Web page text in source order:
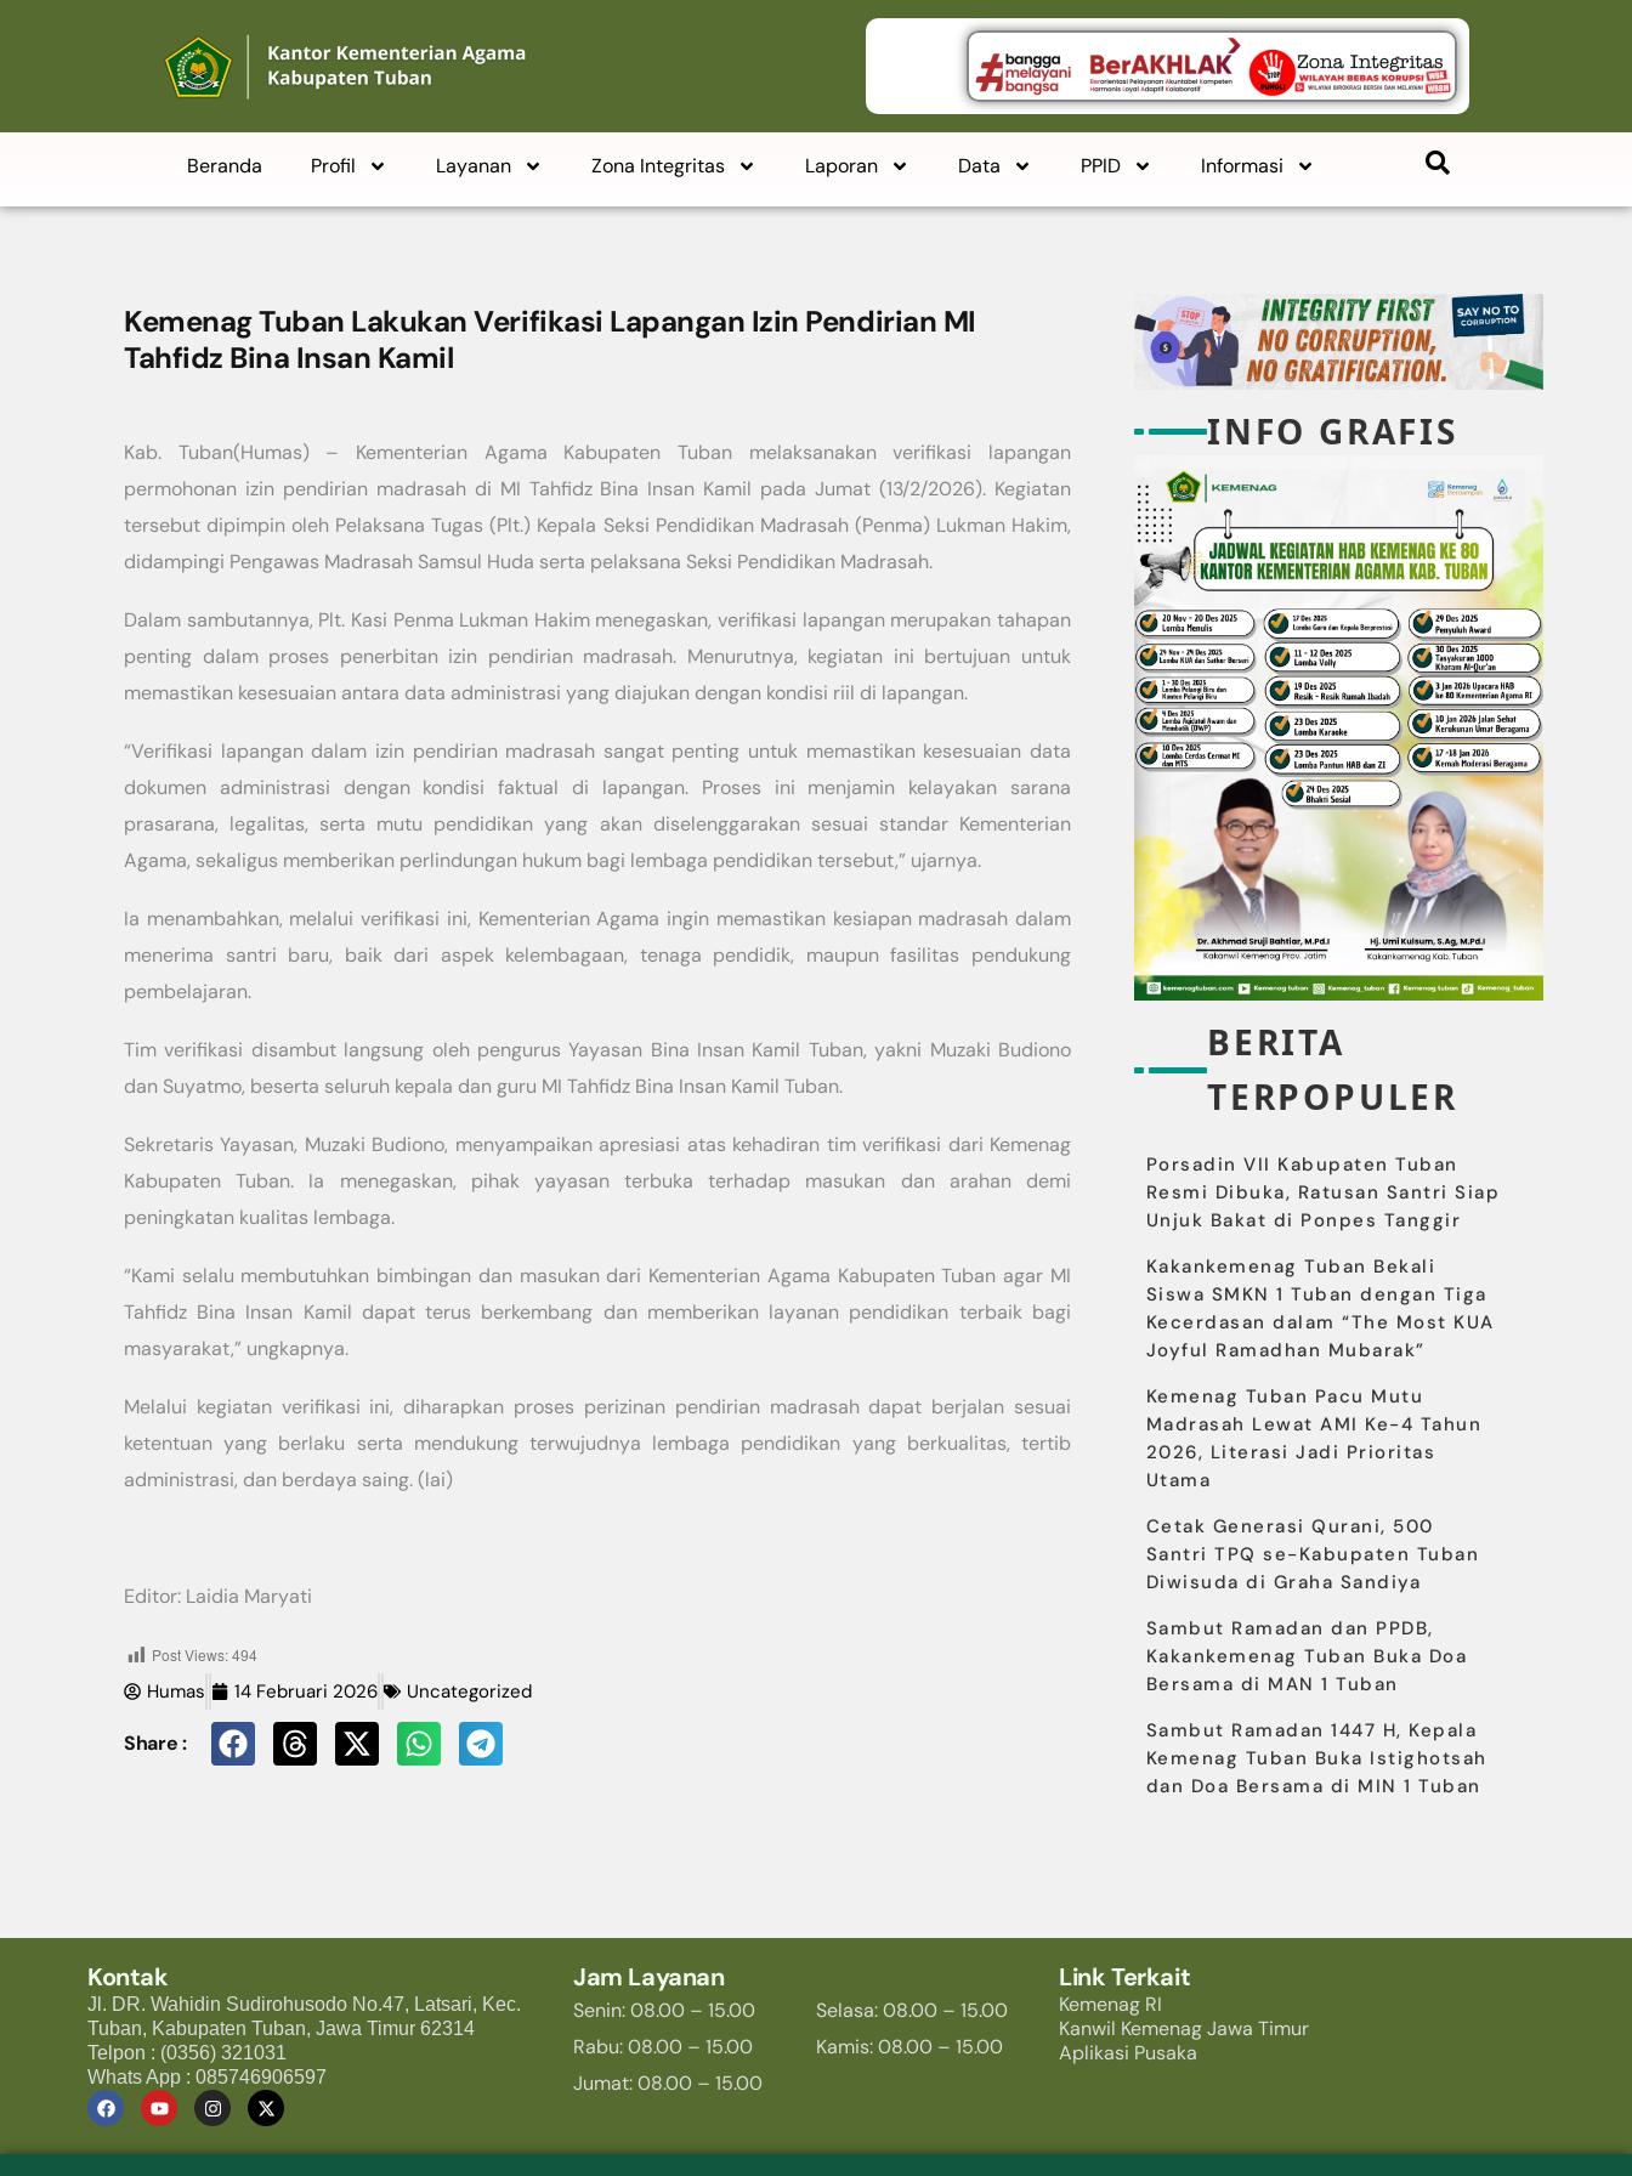
Beranda Profil Layanan Zona Integritas Laporan Data PPID Informasi
Kemenag Tuban Lakukan Verifikasi Lapangan Izin Pendirian MI
Tahfidz Bina Insan Kamil
Kab. Tuban(Humas) – Kementerian Agama Kabupaten Tuban melaksanakan verifikasi lapangan
permohonan izin pendirian madrasah di MI Tahfidz Bina Insan Kamil pada Jumat (13/2/2026). Kegiatan
tersebut dipimpin oleh Pelaksana Tugas (Plt.) Kepala Seksi Pendidikan Madrasah (Penma) Lukman Hakim,
didampingi Pengawas Madrasah Samsul Huda serta pelaksana Seksi Pendidikan Madrasah.
Dalam sambutannya, Plt. Kasi Penma Lukman Hakim menegaskan, verifikasi lapangan merupakan tahapan
penting dalam proses penerbitan izin pendirian madrasah. Menurutnya, kegiatan ini bertujuan untuk
memastikan kesesuaian antara data administrasi yang diajukan dengan kondisi riil di lapangan.
“Verifikasi lapangan dalam izin pendirian madrasah sangat penting untuk memastikan kesesuaian data
dokumen administrasi dengan kondisi faktual di lapangan. Proses ini menjamin kelayakan sarana
prasarana, legalitas, serta mutu pendidikan yang akan diselenggarakan sesuai standar Kementerian
Agama, sekaligus memberikan perlindungan hukum bagi lembaga pendidikan tersebut,” ujarnya.
Ia menambahkan, melalui verifikasi ini, Kementerian Agama ingin memastikan kesiapan madrasah dalam
menerima santri baru, baik dari aspek kelembagaan, tenaga pendidik, maupun fasilitas pendukung
pembelajaran.
Tim verifikasi disambut langsung oleh pengurus Yayasan Bina Insan Kamil Tuban, yakni Muzaki Budiono
dan Suyatmo, beserta seluruh kepala dan guru MI Tahfidz Bina Insan Kamil Tuban.
Sekretaris Yayasan, Muzaki Budiono, menyampaikan apresiasi atas kehadiran tim verifikasi dari Kemenag
Kabupaten Tuban. Ia menegaskan, pihak yayasan terbuka terhadap masukan dan arahan demi
peningkatan kualitas lembaga.
“Kami selalu membutuhkan bimbingan dan masukan dari Kementerian Agama Kabupaten Tuban agar MI
Tahfidz Bina Insan Kamil dapat terus berkembang dan memberikan layanan pendidikan terbaik bagi
masyarakat,” ungkapnya.
Melalui kegiatan verifikasi ini, diharapkan proses perizinan pendirian madrasah dapat berjalan sesuai
ketentuan yang berlaku serta mendukung terwujudnya lembaga pendidikan yang berkualitas, tertib
administrasi, dan berdaya saing. (lai)
Editor: Laidia Maryati
Post Views:494
Humas 14 Februari 2026 Uncategorized
Share :
INFO GRAFIS
BERITA
TERPOPULER
Porsadin VII Kabupaten Tuban
Resmi Dibuka, Ratusan Santri Siap
Unjuk Bakat di Ponpes Tanggir
Kakankemenag Tuban Bekali
Siswa SMKN 1 Tuban dengan Tiga
Kecerdasan dalam “The Most KUA
Joyful Ramadhan Mubarak”
Kemenag Tuban Pacu Mutu
Madrasah Lewat AMI Ke-4 Tahun
2026, Literasi Jadi Prioritas
Utama
Cetak Generasi Qurani, 500
Santri TPQ se-Kabupaten Tuban
Diwisuda di Graha Sandiya
Sambut Ramadan dan PPDB,
Kakankemenag Tuban Buka Doa
Bersama di MAN 1 Tuban
Sambut Ramadan 1447 H, Kepala
Kemenag Tuban Buka Istighotsah
dan Doa Bersama di MIN 1 Tuban
Kontak
Jl. DR. Wahidin Sudirohusodo No.47, Latsari, Kec.
Tuban, Kabupaten Tuban, Jawa Timur 62314
Telpon : (0356) 321031
Whats App : 085746906597
Jam Layanan
Senin: 08.00 – 15.00
Rabu: 08.00 – 15.00
Jumat: 08.00 – 15.00
Selasa: 08.00 – 15.00
Kamis: 08.00 – 15.00
Link Terkait
Kemenag RI
Kanwil Kemenag Jawa Timur
Aplikasi Pusaka